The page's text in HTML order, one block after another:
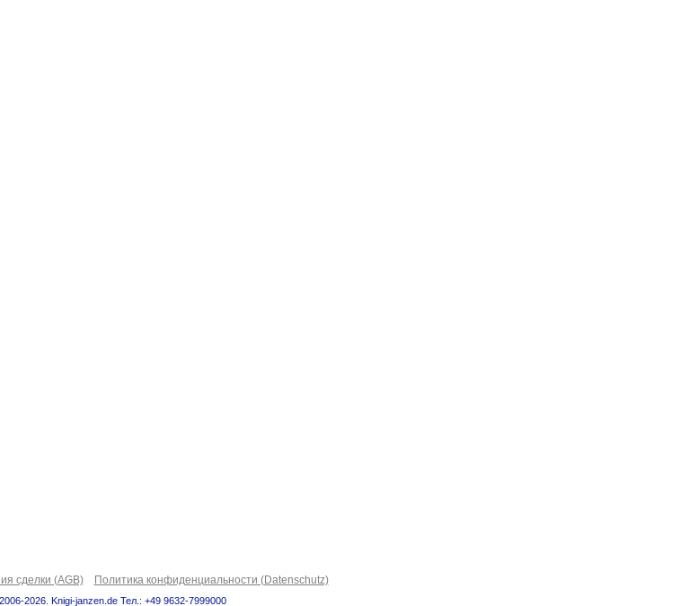
сделки (AGB) Политика конфиденциальности (Datenschutz)
2026. Knigi-janzen.de Тел.: +49 9632-7999000